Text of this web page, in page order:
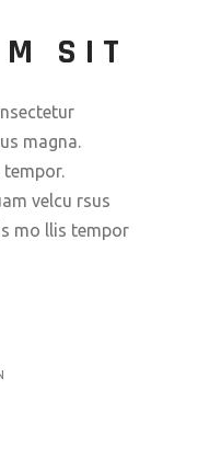
SIT
magna.
velcu rsus
mo llis tempor